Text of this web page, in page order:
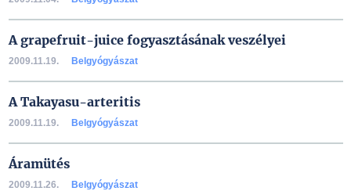
A grapefruit-juice fogyasztásának veszélyei
2009.11.19. Belgyógyászat
A Takayasu-arteritis
2009.11.19. Belgyógyászat
Áramütés
2009.11.26. Belgyógyászat